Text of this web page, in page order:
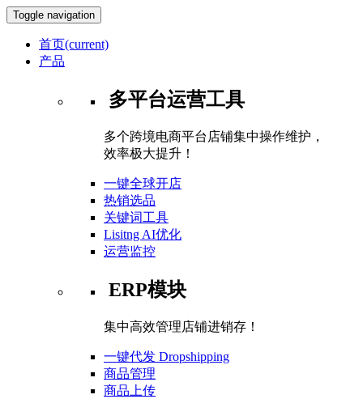
Toggle navigation
首页(current)
产品
多平台运营工具
多个跨境电商平台店铺集中操作维护，
效率极大提升！
一键全球开店
热销选品
关键词工具
Lisitng AI优化
运营监控
ERP模块
集中高效管理店铺进销存！
一键代发 Dropshipping
商品管理
商品上传